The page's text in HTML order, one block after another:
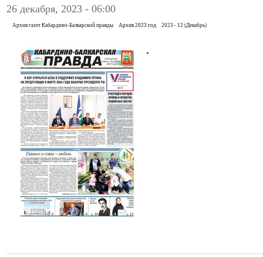
26 декабря, 2023 - 06:00
Архив газет Кабардино-Балкарской правды Архив 2023 год 2023 - 12 (Декабрь)
.